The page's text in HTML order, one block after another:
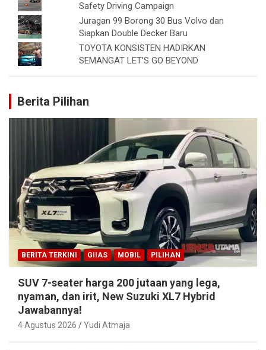
Safety Driving Campaign
Juragan 99 Borong 30 Bus Volvo dan
Siapkan Double Decker Baru
TOYOTA KONSISTEN HADIRKAN
SEMANGAT LET’S GO BEYOND
Berita Pilihan
BERITA TERKINI GIIAS MOBIL PILIHAN
SUV 7-seater harga 200 jutaan yang lega,
nyaman, dan irit, New Suzuki XL7 Hybrid
Jawabannya!
4 Agustus 2026 Yudi Atmaja